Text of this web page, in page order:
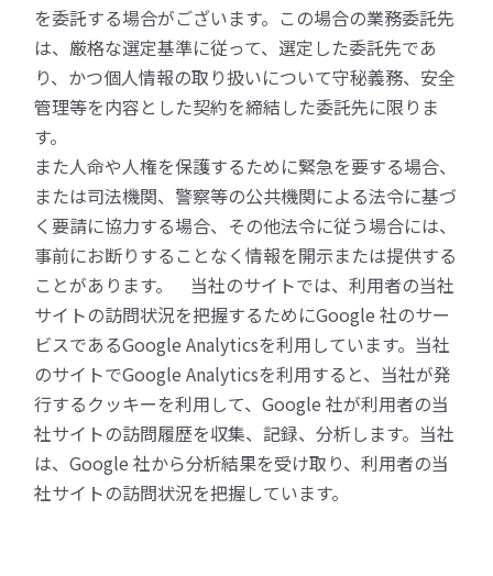
を委託する場合がございます。この場合の業務委託先
は、厳格な選定基準に従って、選定した委託先であ
り、かつ個人情報の取り扱いについて守秘義務、安全
管理等を内容とした契約を締結した委託先に限りま
す。
また人命や人権を保護するために緊急を要する場合、
または司法機関、警察等の公共機関による法令に基づ
く要請に協力する場合、その他法令に従う場合には、
事前にお断りすることなく情報を開示または提供する
ことがあります。 当社のサイトでは、利用者の当社
サイトの訪問状況を把握するためにGoogle 社のサー
ビスであるGoogle Analyticsを利用しています。当社
のサイトでGoogle Analyticsを利用すると、当社が発
行するクッキーを利用して、Google 社が利用者の当
社サイトの訪問履歴を収集、記録、分析します。当社
は、Google 社から分析結果を受け取り、利用者の当
社サイトの訪問状況を把握しています。